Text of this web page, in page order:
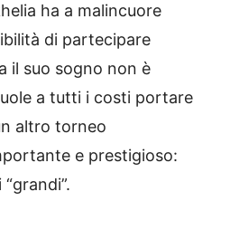
ha a malincuore
di partecipare
il suo sogno non è
a tutti i costi portare
altro torneo
e prestigioso: